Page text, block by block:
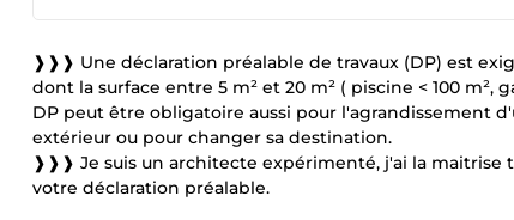
❱❱❱ Une déclaration préalable de travaux (DP) est
dont la surface entre 5 m² et 20 m² ( piscine < 100 m²,
DP peut être obligatoire aussi pour l'agrandissement
extérieur ou pour changer sa destination.
❱❱❱ Je suis un architecte expérimenté, j'ai la maitrise
votre déclaration préalable.